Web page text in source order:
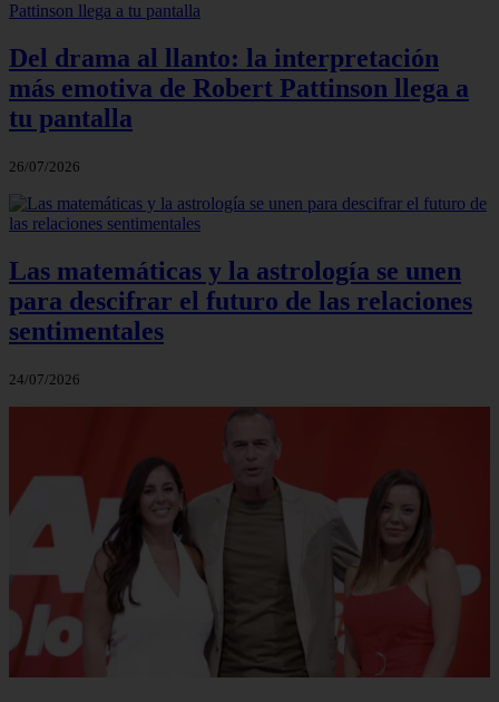
Del drama al llanto: la interpretación
más emotiva de Robert Pattinson llega a
tu pantalla
26/07/2026
Las matemáticas y la astrología se unen
para descifrar el futuro de las relaciones
sentimentales
24/07/2026